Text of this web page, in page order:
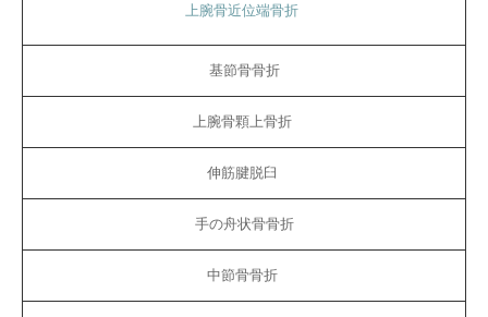
上腕骨近位端骨折
基節骨骨折
上腕骨顆上骨折
伸筋腱脱臼
手の舟状骨骨折
中節骨骨折